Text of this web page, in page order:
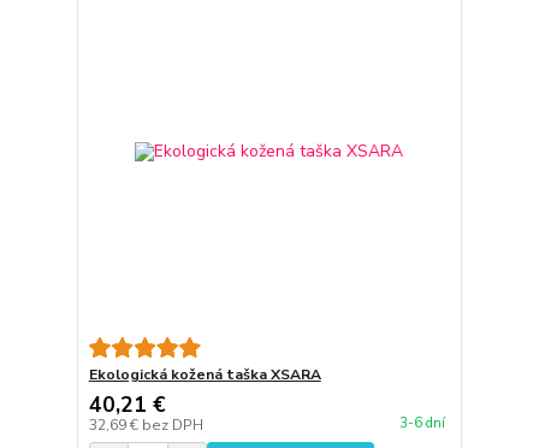
Ekologická kožená taška XSARA
40,21 €
32,69 € bez DPH 3-6 dní